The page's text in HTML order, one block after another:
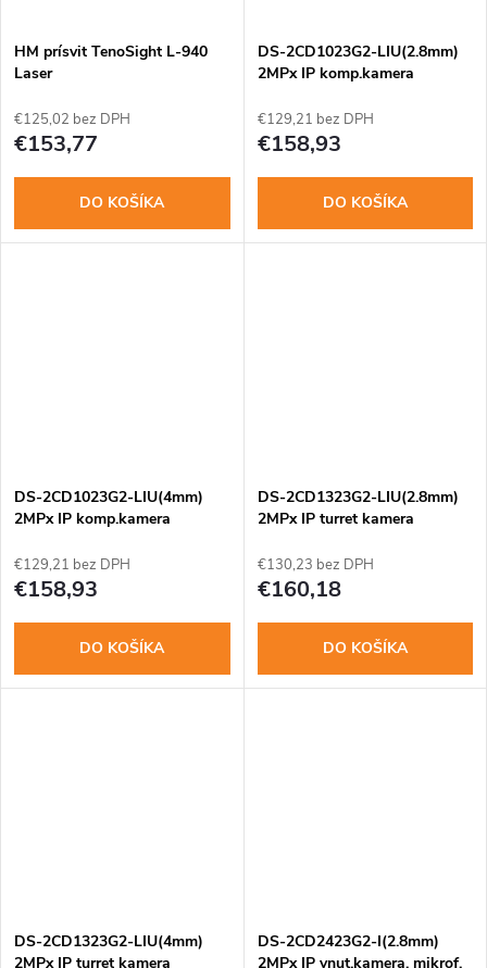
o
v
o
v
HM prísvit TenoSight L-940
Laser
€125,02 bez DPH
€153,77
DO KOŠÍKA
DS-2CD1023G2-LIU(2.8mm)
2MPx IP komp.kamera
€129,21 bez DPH
€158,93
DO KOŠÍKA
DS-2CD1023G2-LIU(4mm)
2MPx IP komp.kamera
€129,21 bez DPH
€158,93
DO KOŠÍKA
DS-2CD1323G2-LIU(2.8mm)
2MPx IP turret kamera
€130,23 bez DPH
€160,18
DO KOŠÍKA
DS-2CD1323G2-LIU(4mm)
2MPx IP turret kamera
DS-2CD2423G2-I(2.8mm)
2MPx IP vnut.kamera, mikrof,